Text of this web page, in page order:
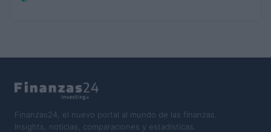
Finanzas24, el nuevo portal al mundo de las finanzas.
Insights, noticias, comparaciones y estadísticas.